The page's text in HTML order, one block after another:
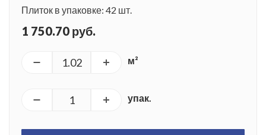
Плиток в упаковке: 42 шт.
1 750.70 руб.
м²
упак.